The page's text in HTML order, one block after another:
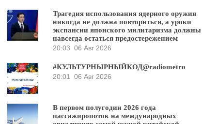
Трагедия использования ядерного оружия
никогда не должна повториться, а уроки
экспансии японского милитаризма должны
навсегда остаться предостережением
20:03 06 Авг 2026
#КУЛЬТУРНЫРНЫЙКОД@radiometro
20:01
06 Авг 2026
В первом полугодии 2026 года
пассажиропоток на международных